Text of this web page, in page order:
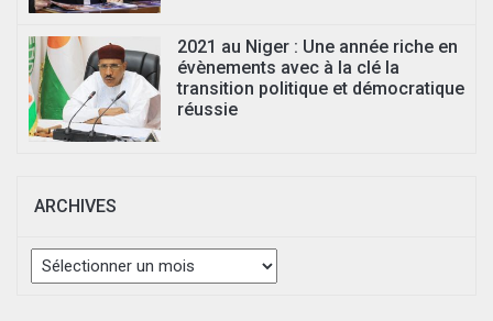
2021 au Niger : Une année riche en
évènements avec à la clé la
transition politique et démocratique
réussie
ARCHIVES
Archives